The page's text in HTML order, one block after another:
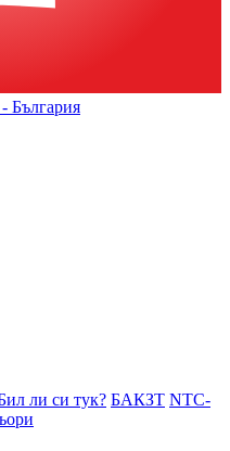
България
ли си тук? БАКЗТ NTC-